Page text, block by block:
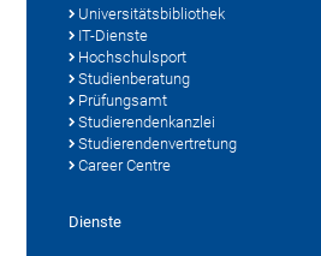
Universitätsbibliothek
IT-Dienste
Hochschulsport
Studienberatung
Prüfungsamt
Studierendenkanzlei
Studierendenvertretung
Career Centre
Dienste